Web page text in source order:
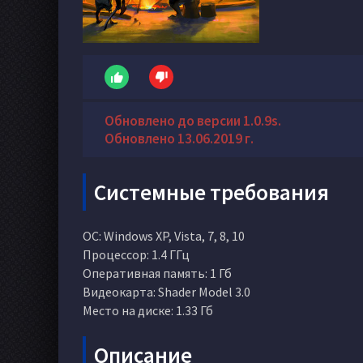
Обновлено до версии 1.0.9s.
Обновлено 13.06.2019 г.
Системные требования
ОС: Windows XP, Vista, 7, 8, 10
Процессор: 1.4 ГГц
Оперативная память: 1 Гб
Видеокарта: Shader Model 3.0
Место на диске: 1.33 Гб
Описание